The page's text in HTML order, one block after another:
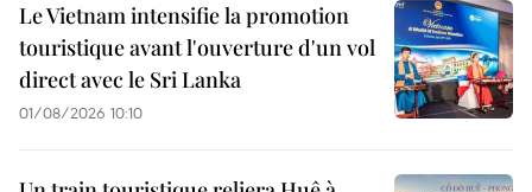
Le Vietnam intensifie la promotion
touristique avant l'ouverture d'un vol
direct avec le Sri Lanka
01/08/2026 10:10